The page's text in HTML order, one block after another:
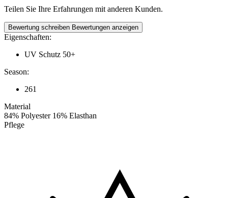
Teilen Sie Ihre Erfahrungen mit anderen Kunden.
Bewertung schreiben Bewertungen anzeigen
Eigenschaften:
UV Schutz 50+
Season:
261
Material
84% Polyester 16% Elasthan
Pflege